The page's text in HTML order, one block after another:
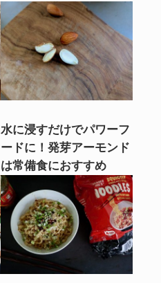
水に浸すだけでパワーフ
ードに！発芽アーモンド
は常備食におすすめ